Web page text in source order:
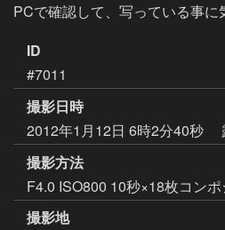
PCで確認して、写っている事に
ID
#7011
撮影日時
2012年1月12日 6時2分40秒
撮影方法
F4.0 ISO800 10秒×18枚コンポ
撮影地